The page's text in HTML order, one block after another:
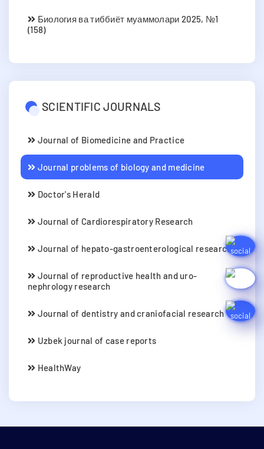
Биология ва тиббиёт муаммолари 2025, №1
(158)
SCIENTIFIC JOURNALS
Journal of Biomedicine and Practice
Journal problems of biology and medicine
Doctor's Herald
Journal of Cardiorespiratory Research
Journal of hepato-gastroenterological research
Journal of reproductive health and uro-
nephrology research
Journal of dentistry and craniofacial research
Uzbek journal of case reports
HealthWay